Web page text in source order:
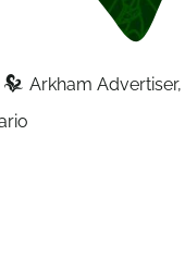
z Arkham Advertiser,